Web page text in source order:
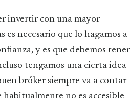
invertir con una mayor
es necesario que lo hagamos a
y es que debemos tener
tengamos una cierta idea
bróker siempre va a contar
no es accesible